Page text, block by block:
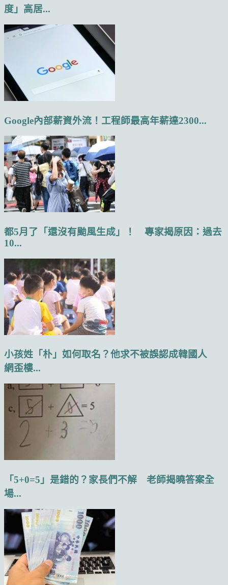
度」高居...
Google內部薪資外流！工程師最高年薪達2300...
都5月了「還沒有颱風生成」！ 專家揭原因：過去
10...
小孩姓「朴」如何取名？他求不被誤認成韓國人
網歪樓...
「5+0=5」是錯的？家長們不解 老師揭曉答案全
場...